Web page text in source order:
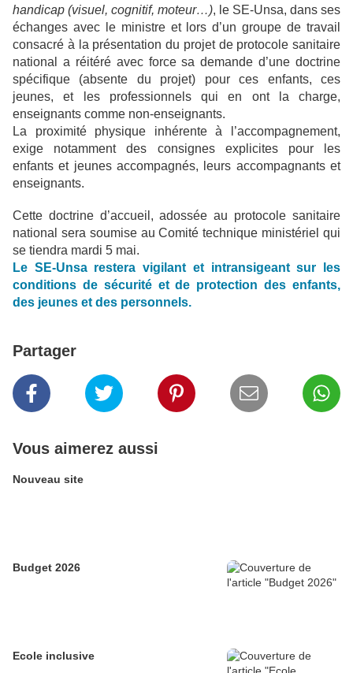
handicap (visuel, cognitif, moteur…), le SE-Unsa, dans ses
échanges avec le ministre et lors d’un groupe de travail
consacré à la présentation du projet de protocole sanitaire
national a réitéré avec force sa demande d’une doctrine
spécifique (absente du projet) pour ces enfants, ces
jeunes, et les professionnels qui en ont la charge,
enseignants comme non-enseignants.
La proximité physique inhérente à l’accompagnement,
exige notamment des consignes explicites pour les
enfants et jeunes accompagnés, leurs accompagnants et
enseignants.
Cette doctrine d’accueil, adossée au protocole sanitaire
national sera soumise au Comité technique ministériel qui
se tiendra mardi 5 mai.
Le SE-Unsa restera vigilant et intransigeant sur les
conditions de sécurité et de protection des enfants,
des jeunes et des personnels.
Partager
Vous aimerez aussi
Nouveau site
Budget 2026
Ecole inclusive